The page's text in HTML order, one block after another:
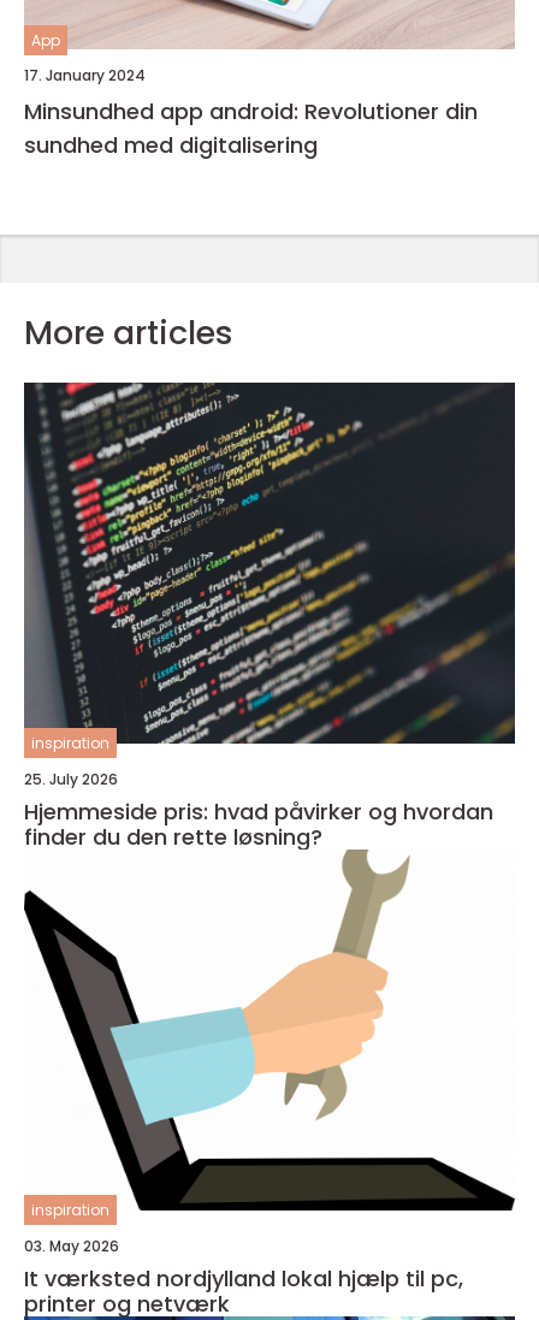
App
17. January 2024
Minsundhed app android: Revolutioner din
sundhed med digitalisering
More articles
inspiration
25. July 2026
Hjemmeside pris: hvad påvirker og hvordan
finder du den rette løsning?
inspiration
03. May 2026
It værksted nordjylland lokal hjælp til pc,
printer og netværk